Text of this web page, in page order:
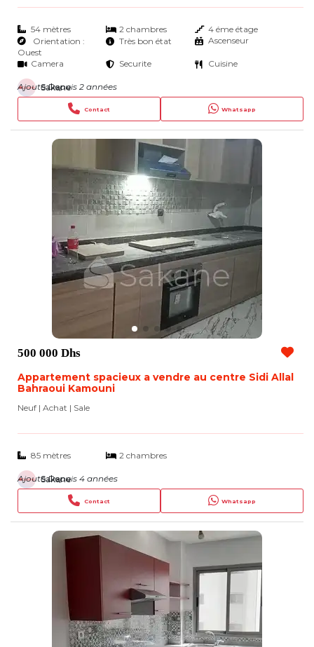
54 mètres 2 chambres
4 éme étage
Orientation :
Ouest
Très bon état Ascenseur
Camera Securite Cuisine
Sakane
Contact Whatsapp
Ajouté Depuis 2 années
500 000 Dhs
Appartement spacieux a vendre au centre Sidi Allal
Bahraoui Kamouni
Neuf | Achat | Sale
85 mètres 2 chambres
Sakane
Contact Whatsapp
Ajouté Depuis 4 années